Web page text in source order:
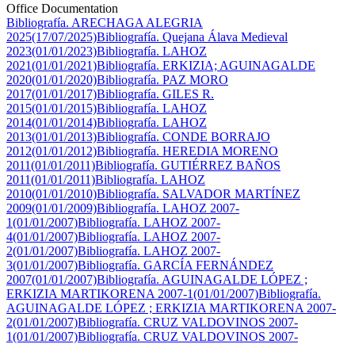
Office Documentation
Bibliografía. ARECHAGA ALEGRIA
2025(17/07/2025)Bibliografía. Quejana Álava Medieval
2023(01/01/2023)Bibliografía. LAHOZ
2021(01/01/2021)Bibliografía. ERKIZIA; AGUINAGALDE
2020(01/01/2020)Bibliografía. PAZ MORO
2017(01/01/2017)Bibliografía. GILES R.
2015(01/01/2015)Bibliografía. LAHOZ
2014(01/01/2014)Bibliografía. LAHOZ
2013(01/01/2013)Bibliografía. CONDE BORRAJO
2012(01/01/2012)Bibliografía. HEREDIA MORENO
2011(01/01/2011)Bibliografía. GUTIÉRREZ BAÑOS
2011(01/01/2011)Bibliografía. LAHOZ
2010(01/01/2010)Bibliografía. SALVADOR MARTÍNEZ
2009(01/01/2009)Bibliografía. LAHOZ 2007-
1(01/01/2007)Bibliografía. LAHOZ 2007-
4(01/01/2007)Bibliografía. LAHOZ 2007-
2(01/01/2007)Bibliografía. LAHOZ 2007-
3(01/01/2007)Bibliografía. GARCÍA FERNÁNDEZ
2007(01/01/2007)Bibliografía. AGUINAGALDE LÓPEZ ;
ERKIZIA MARTIKORENA 2007-1(01/01/2007)Bibliografía.
AGUINAGALDE LÓPEZ ; ERKIZIA MARTIKORENA 2007-
2(01/01/2007)Bibliografía. CRUZ VALDOVINOS 2007-
1(01/01/2007)Bibliografía. CRUZ VALDOVINOS 2007-